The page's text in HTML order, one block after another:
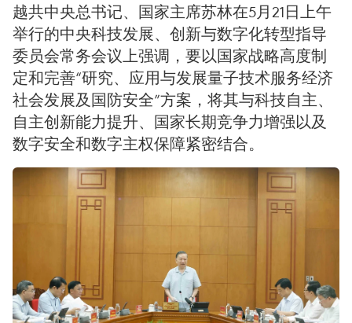
越共中央总书记、国家主席苏林在5月21日上午
举行的中央科技发展、创新与数字化转型指导
委员会常务会议上强调，要以国家战略高度制
定和完善“研究、应用与发展量子技术服务经济
社会发展及国防安全”方案，将其与科技自主、
自主创新能力提升、国家长期竞争力增强以及
数字安全和数字主权保障紧密结合。